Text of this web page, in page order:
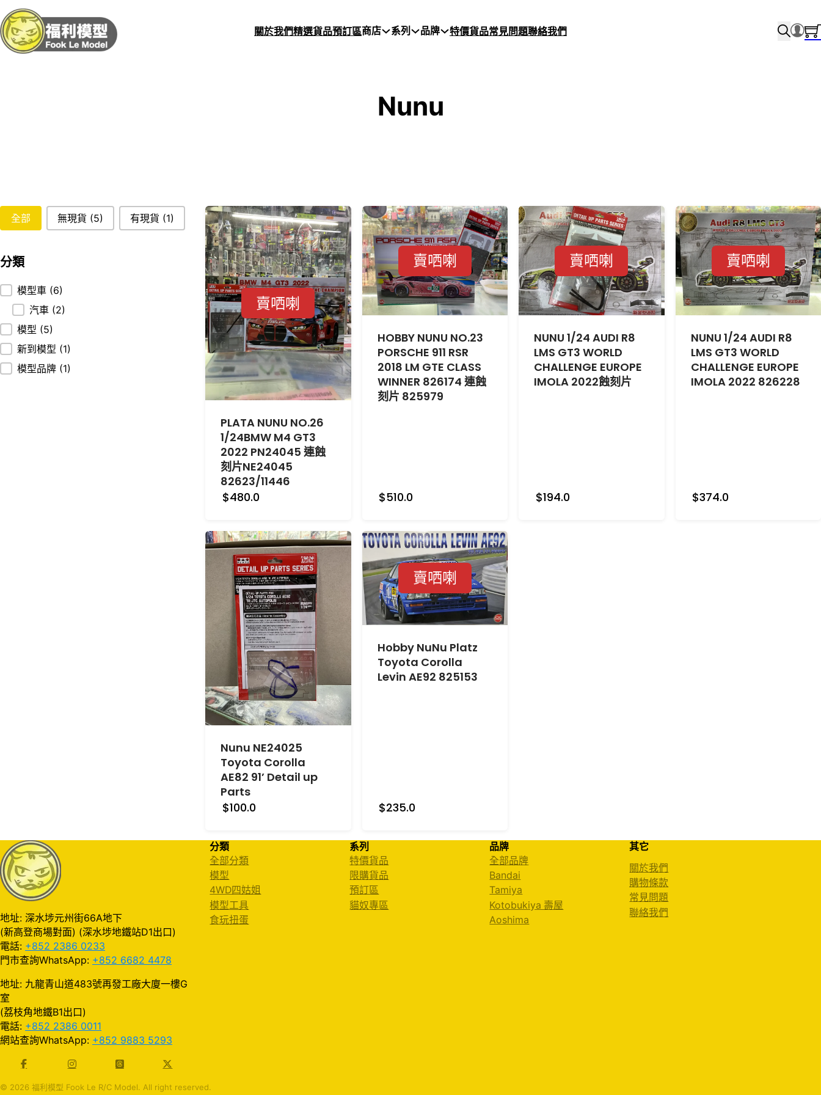
關於我們精選貨品預訂區商店 系列 品牌 特價貨品常見問題聯絡我們
Nunu
stockStatus
全部 無現貨 (5) 有現貨 (1)
分類
分類模型車 (6)
汽車 (2)
模型 (5)
新到模型 (1)
模型品牌 (1)
賣哂喇
PLATA NUNU NO.26
1/24BMW M4 GT3
2022 PN24045 連蝕
刻片NE24045
82623/11446
$480.0
賣哂喇
HOBBY NUNU NO.23
PORSCHE 911 RSR
2018 LM GTE CLASS
WINNER 826174 連蝕
刻片 825979
$510.0
賣哂喇
NUNU 1/24 AUDI R8
LMS GT3 WORLD
CHALLENGE EUROPE
IMOLA 2022蝕刻片
$194.0
賣哂喇
NUNU 1/24 AUDI R8
LMS GT3 WORLD
CHALLENGE EUROPE
IMOLA 2022 826228
$374.0
Nunu NE24025
Toyota Corolla
AE82 91’ Detail up
Parts
$100.0
賣哂喇
Hobby NuNu Platz
Toyota Corolla
Levin AE92 825153
$235.0
地址: 深水埗元州街66A地下
(新高登商場對面) (深水埗地鐵站D1出口)
電話: +852 2386 0233
門市查詢WhatsApp: +852 6682 4478
地址: 九龍青山道483號再發工廠大廈一樓G
室
(荔枝角地鐵B1出口)
電話: +852 2386 0011
網站查詢WhatsApp: +852 9883 5293
分類
全部分類
模型
4WD四姑姐
模型工具
食玩扭蛋
系列
特價貨品
限購貨品
預訂區
貓奴專區
品牌
全部品牌
Bandai
Tamiya
Kotobukiya 壽屋
Aoshima
其它
關於我們
購物條款
常見問題
聯絡我們
© 2026 福利模型 Fook Le R/C Model. All right reserved.